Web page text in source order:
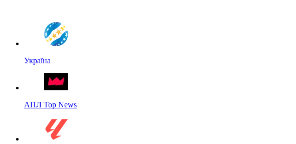
Україна
АПЛ Top News